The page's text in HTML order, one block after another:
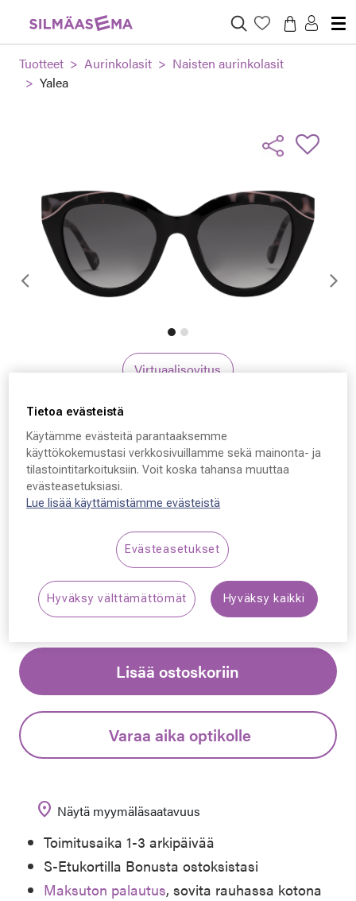
Tuotteet Aurinkolasit
Naisten aurinkolasit
Yalea
Edellinen
Virtuaalisovitus
Yalea
Yalea ALDA SYA150V,
700Q 51 - 20 - 140
Synttäriale: erä merkkiaurinkolaseja –50 %,
katso alennetut tuotteet!
Lisää ostoskoriin
Varaa aika optikolle
location_on Näytä myymäläsaatavuus
Toimitusaika 1-3 arkipäivää
S-Etukortilla Bonusta ostoksistasi
Maksuton palautus, sovita rauhassa kotona
Tietoa evästeistä
Käytämme evästeitä parantaaksemme
käyttökokemustasi verkkosivuillamme sekä mainonta- ja
tilastointitarkoituksiin. Voit koska tahansa muuttaa
evästeasetuksiasi.
Lue lisää käyttämistämme evästeistä
Evästeasetukset
Hyväksy välttämättömät Hyväksy kaikki